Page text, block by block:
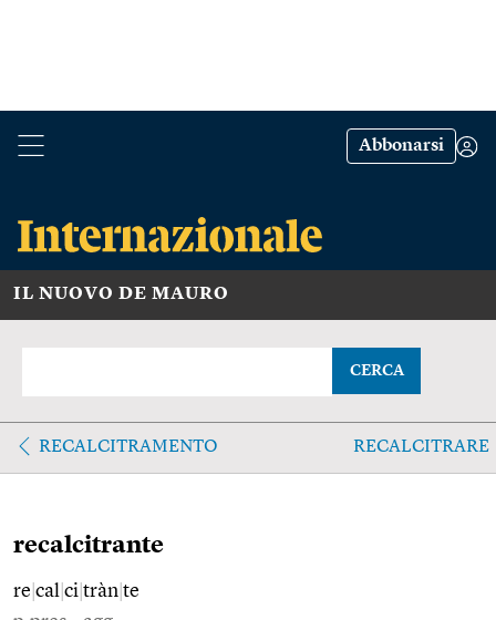
Abbonarsi
IL NUOVO DE MAURO
CERCA
RECALCITRAMENTO RECALCITRARE
recalcitrante
re cal ci tràn te